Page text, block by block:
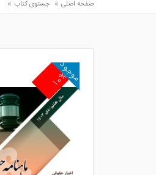
صفحه اصلی » جستوی کتاب »
۱۰%
موجود